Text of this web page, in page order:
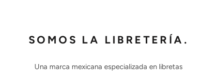
SOMOS LA LIBRETERÍA.
Una marca mexicana especializada en libretas